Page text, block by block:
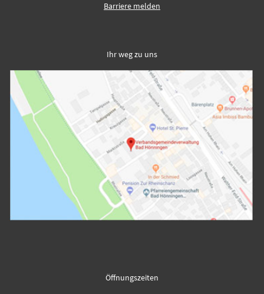
Barriere melden
Ihr weg zu uns
Öffnungszeiten